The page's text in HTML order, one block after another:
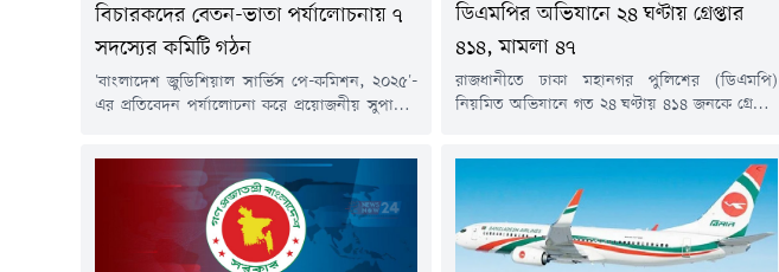
বিচারকদের বেতন-ভাতা পর্যালোচনায় ৭
সদস্যের কমিটি গঠন
'বাংলাদেশ জুডিশিয়াল সার্ভিস পে-কমিশন, ২০২৫'-
এর প্রতিবেদন পর্যালোচনা করে প্রয়োজনীয় সুপারিশ
সুবিধা পর্যালোচনার পর কমিশন এ প্রতিবেদন জমা
দিয়েছিল।গত ৪ আগস্ট মন্ত্রিপরিষদ বিভাগ থেকে এ
বিষয়ে প্রজ্ঞাপন জারি করা হয়।অর্থ ও পরিকল্পনা
মন্ত্রীকে কমিটির সভাপতি করা হয়েছে।...
ডিএমপির অভিযানে ২৪ ঘণ্টায় গ্রেপ্তার
৪১৪, মামলা ৪৭
রাজধানীতে ঢাকা মহানগর পুলিশের (ডিএমপি)
নিয়মিত অভিযানে গত ২৪ ঘণ্টায় ৪১৪ জনকে গ্রেপ্তার
দিবাগত রাত ১২টা থেকে গতকাল বৃহস্পতিবার রাত
১২টা পর্যন্ত চলা অভিযানে এসব ব্যক্তিকে গ্রেপ্তার করা
হয়।ডিএমপি জানায়, গ্রেপ্তার ব্যক্তিদের মধ্যে রমনা
বিভাগের...